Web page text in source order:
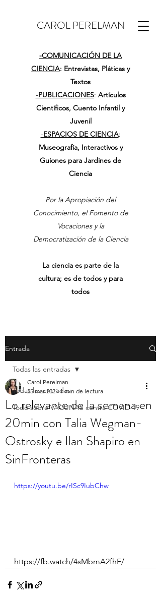
CAROL PERELMAN
-COMUNICACIÓN DE LA
CIENCIA: Entrevistas, Pláticas y
Textos
-PUBLICACIONES: Artículos
Científicos, Cuento Infantil y
Juvenil
-ESPACIOS DE CIENCIA:
Museografía, Interactivos y
Guiones para Jardines de
Ciencia
Por la Apropiación del
Conocimiento, el Fomento de
Vocaciones y la
Democratización de la Ciencia
La ciencia es parte de la
cultura; es de todos y para
todos
Entrada
Todas las entradas
Todo sobre VACUNAS contra COVID-19
Todas las entradas
Lo relevante de la semana en
20min con Talia Wegman-
Ostrosky e Ilan Shapiro en
SinFronteras
Carol Perelman
25 mar 2021 1 min de lectura
https://youtu.be/rISc9IubChw
https://fb.watch/4sMbmA2fhF/